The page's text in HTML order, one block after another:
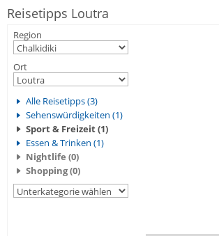
Reisetipps Loutra
Region
Ort
Alle Reisetipps (3)
Sehenswürdigkeiten (1)
Sport & Freizeit (1)
Essen & Trinken (1)
Nightlife (0)
Shopping (0)